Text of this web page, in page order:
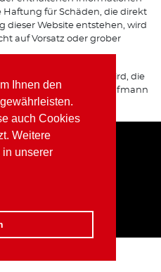
Ihnen den
auch Cookies
Weitere
in unserer
für Schäden, die direkt
dieser Website entstehen, wird
auf Vorsatz oder grober
verwiesen wird, die
Wolfgang Kaufmann
Datenschutz